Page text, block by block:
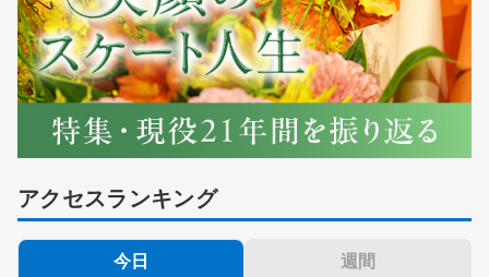
アクセスランキング
今日 週間